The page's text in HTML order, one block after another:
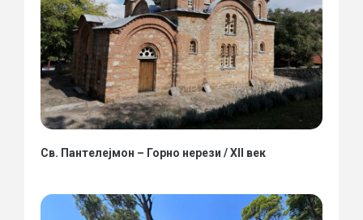
Св. Пантелејмон – Горно нерези / XII век